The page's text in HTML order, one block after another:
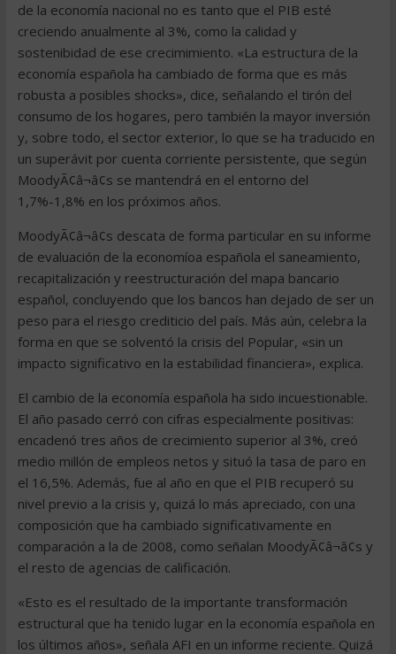
de la economía nacional no es tanto que el PIB esté
creciendo anualmente al 3%, como la calidad y
sostenibidad de ese crecimimiento. «La estructura de la
economía española ha cambiado de forma que es más
robusta a posibles shocks», dice, señalando el tirón del
consumo de los hogares, pero también la mayor inversión
y, sobre todo, el sector exterior, lo que se ha traducido en
un superávit por cuenta corriente persistente, que según
MoodyÃ¢â¬â¢s se mantendrá en el entorno del
1,7%-1,8% en los próximos años.
MoodyÃ¢â¬â¢s descata de forma particular en su informe
de evaluación de la economíoa española el saneamiento,
recapitalización y reestructuración del mapa bancario
español, concluyendo que los bancos han dejado de ser un
peso para el riesgo crediticio del país. Más aún, celebra la
forma en que se solventó la crisis del Popular, «sin un
impacto significativo en la estabilidad financiera», explica.
El cambio de la economía española ha sido incuestionable.
El año pasado cerró con cifras especialmente positivas:
encadenó tres años de crecimiento superior al 3%, creó
medio millón de empleos netos y situó la tasa de paro en
el 16,5%. Además, fue al año en que el PIB recuperó su
nivel previo a la crisis y, quizá lo más apreciado, con una
composición que ha cambiado significativamente en
comparación a la de 2008, como señalan MoodyÃ¢â¬â¢s y
el resto de agencias de calificación.
«Esto es el resultado de la importante transformación
estructural que ha tenido lugar en la economía española en
los últimos años», señala AFI en un informe reciente. Quizá